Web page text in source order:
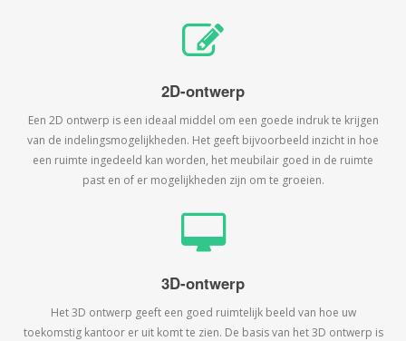
2D-ontwerp
Een 2D ontwerp is een ideaal middel om een goede indruk te krijgen
van de indelingsmogelijkheden. Het geeft bijvoorbeeld inzicht in hoe
een ruimte ingedeeld kan worden, het meubilair goed in de ruimte
past en of er mogelijkheden zijn om te groeien.
3D-ontwerp
Het 3D ontwerp geeft een goed ruimtelijk beeld van hoe uw
toekomstig kantoor er uit komt te zien. De basis van het 3D ontwerp is